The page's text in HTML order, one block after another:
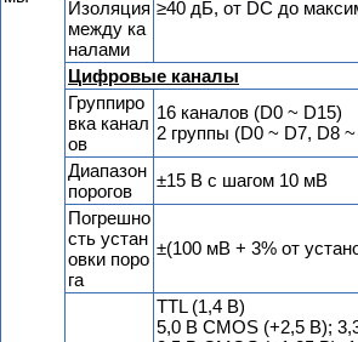
Изоляция
между ка
налами
≥40 дБ, от DC до
Цифровые каналы
Группиро
вка канал
ов
16 каналов (D0 ~ D15)
2 группы (D0 ~ D7, D8
Диапазон
порогов
±15 В с шагом 10 мВ
Погрешно
сть устан
овки поро
га
±(100 мВ + 3% от
TTL (1,4 В)
5,0 В CMOS (+2,5 В);